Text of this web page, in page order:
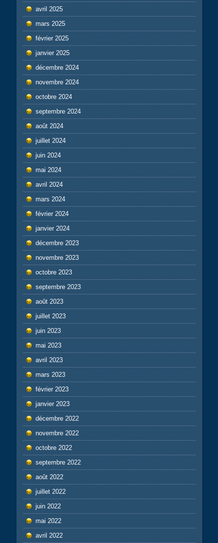
avril 2025
mars 2025
février 2025
janvier 2025
décembre 2024
novembre 2024
octobre 2024
septembre 2024
août 2024
juillet 2024
juin 2024
mai 2024
avril 2024
mars 2024
février 2024
janvier 2024
décembre 2023
novembre 2023
octobre 2023
septembre 2023
août 2023
juillet 2023
juin 2023
mai 2023
avril 2023
mars 2023
février 2023
janvier 2023
décembre 2022
novembre 2022
octobre 2022
septembre 2022
août 2022
juillet 2022
juin 2022
mai 2022
avril 2022